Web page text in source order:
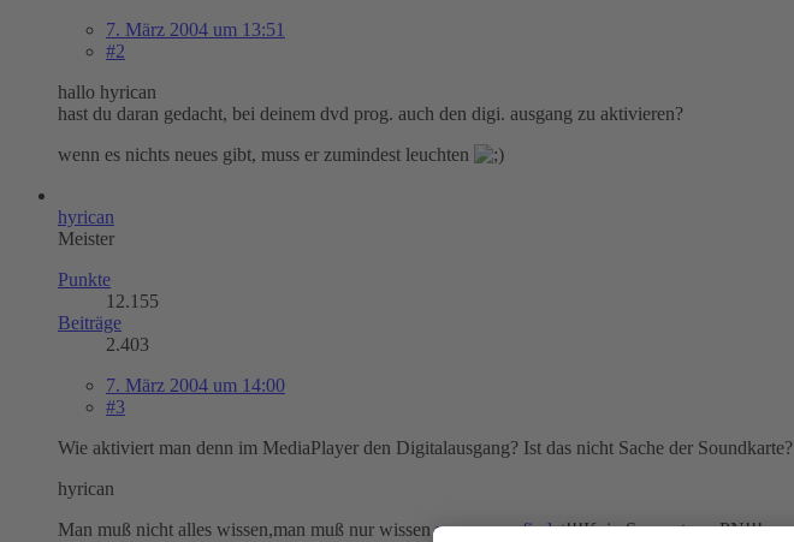
7. März 2004 um 13:51
#2
hallo hyrican
hast du daran gedacht, bei deinem dvd prog. auch den digi. ausgang zu aktivieren?
wenn es nichts neues gibt, muss er zumindest leuchten
hyrican
Meister
Punkte
12.155
Beiträge
2.403
7. März 2004 um 14:00
#3
Wie aktiviert man denn im MediaPlayer den Digitalausgang? Ist das nicht Sache der Soundkarte?
hyrican
Man muß nicht alles wissen,man muß nur wissenwo man es findet!!!Kein Support per PN!!!